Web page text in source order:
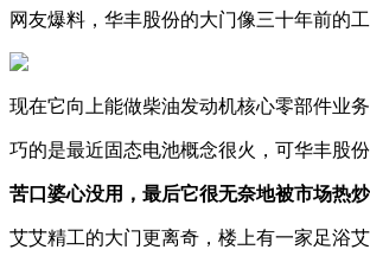
网友爆料，华丰股份的大门像三十年前的
现在它向上能做柴油发动机核心零部件业
巧的是最近固态电池概念很火，可华丰股
苦口婆心没用，最后它很无奈地被市场热炒
艾艾精工的大门更离奇，楼上有一家足浴